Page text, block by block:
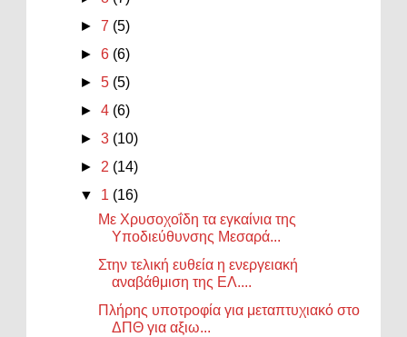
►7 (5)
►6 (6)
►5 (5)
►4 (6)
►3 (10)
► 2 (14)
▼ 1 (16)
Με Χρυσοχοΐδη τα εγκαίνια της
Υποδιεύθυνσης Μεσαρά...
Στην τελική ευθεία η ενεργειακή
αναβάθμιση της ΕΛ....
Πλήρης υποτροφία για μεταπτυχιακό στο
ΔΠΘ για αξιω...